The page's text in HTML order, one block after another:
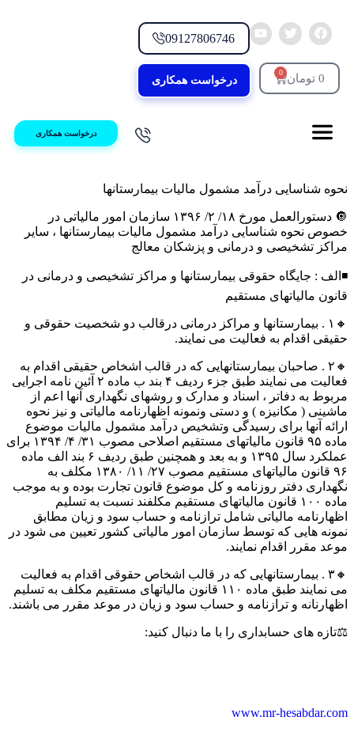
09127806746
0 تومان 0
درخواست همکاری
درخواست همکاری
نحوه شناسایی درآمد مشمول مالیات بیمارستانها
🔘 دستورالعمل مورخ ۱۸/ ۲/ ۱۳۹۶ سازمان امور مالیاتی در
خصوص نحوه شناسایی درآمد مشمول مالیات بیمارستانها ، سایر
مراکز تشخیصی و درمانی و پزشکان معالج
◾️الف : جایگاه حقوقی بیمارستانها و مراکز تشخیصی و درمانی در
قانون مالیاتهای مستقیم
🔸۱ . بیمارستانها و مراکز درمانی درقالب دو شخصیت حقوقی و
حقیقی اقدام به فعالیت می نمایند.
🔸۲ . صاحبان بیمارستانهایی که در قالب اشخاص حقیقی اقدام به
فعالیت می نمایند طبق جزء ردیف ۴ بند ب ماده ۲ آئین نامه اجرایی
مربوط به دفاتر ، اسناد و مدارک و روشهای نگهداری آنها اعم از
ماشینی ( مکانیزه ) و دستی ونمونه اظهارنامه مالیاتی و نیز نحوه
ارائه آنها برای رسیدگی وتشخیص درآمد مشمول مالیات موضوع
ماده ۹۵ قانون مالیاتهای مستقیم اصلاحی مصوب ۳۱/ ۴/ ۱۳۹۴ برای
عملکرد سال ۱۳۹۵ و به بعد و همچنین طبق ردیف ۶ بند الف ماده
۹۶ قانون مالیاتهای مستقیم مصوب ۲۷/ ۱۱/ ۱۳۸۰ مکلف به
نگهداری دفتر روزنامه و کل موضوع قانون تجارت بوده و به موجب
ماده ۱۰۰ قانون مالیاتهای مستقیم مکلفند نسبت به تسلیم
اظهارنامه مالیاتی شامل ترازنامه و حساب سود و زیان مطابق
نمونه هایی که توسط سازمان امور مالیاتی کشور تعیین می شود در
موعد مقرر اقدام نمایند.
🔸۳ . بیمارستانهایی که در قالب اشخاص حقوقی اقدام به فعالیت
می نمایند طبق ماده ۱۱۰ قانون مالیاتهای مستقیم مکلف به تسلیم
اظهارنانه و ترازنامه و حساب سود و زیان در موعد مقرر می باشند.
⚖تازه های حسابداری را با ما دنبال کنید:
www.mr-hesabdar.com